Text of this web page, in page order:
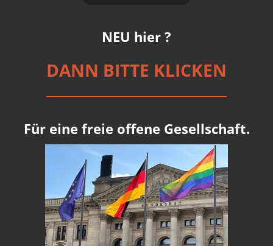
NEU hier ?
DANN BITTE KLICKEN
Für eine freie offene Gesellschaft.